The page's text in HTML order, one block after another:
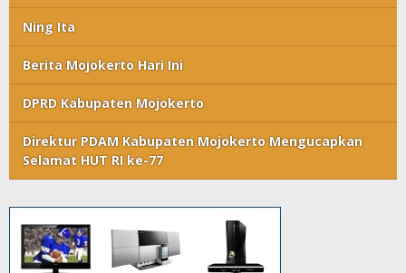
Ning Ita
Berita Mojokerto Hari Ini
DPRD Kabupaten Mojokerto
Direktur PDAM Kabupaten Mojokerto Mengucapkan
Selamat HUT RI ke-77